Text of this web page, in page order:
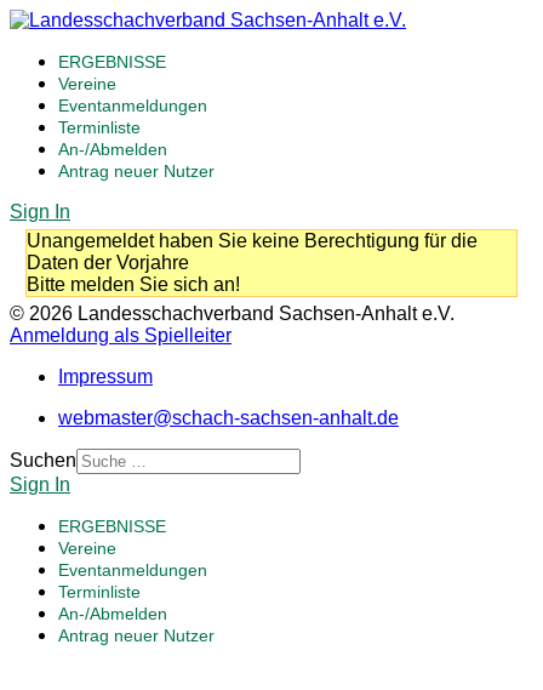
ERGEBNISSE
Vereine
Eventanmeldungen
Terminliste
An-/Abmelden
Antrag neuer Nutzer
Sign In
Unangemeldet haben Sie keine Berechtigung für die
Daten der Vorjahre
Bitte melden Sie sich an!
© 2026 Landesschachverband Sachsen-Anhalt e.V.
Anmeldung als Spielleiter
Impressum
webmaster@schach-sachsen-anhalt.de
Suchen
Sign In
ERGEBNISSE
Vereine
Eventanmeldungen
Terminliste
An-/Abmelden
Antrag neuer Nutzer